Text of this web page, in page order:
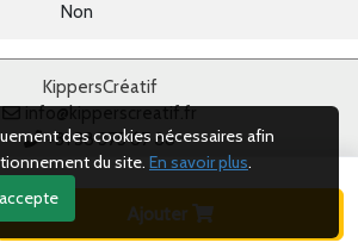
Ajouter
Non
KippersCréatif
info@kipperscreatif.fr
+31 38 375 67 88
au vendredi, de 8 h 30 à 17 h 00
d’auteur 2026, KippersCreatif SARL
des cookies nécessaires afin
du site. En savoir plus.